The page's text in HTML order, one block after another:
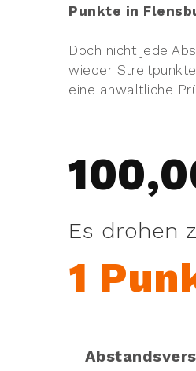
Punkte in
Doch nicht jede
wieder
eine anwaltliche
Es drohen
1